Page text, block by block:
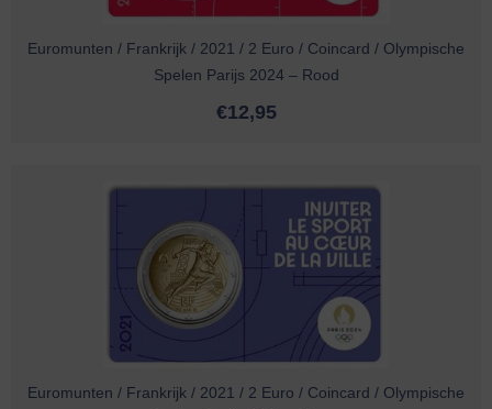
Euromunten / Frankrijk / 2021 / 2 Euro / Coincard / Olympische
Spelen Parijs 2024 – Rood
€12,95
Euromunten / Frankrijk / 2021 / 2 Euro / Coincard / Olympische